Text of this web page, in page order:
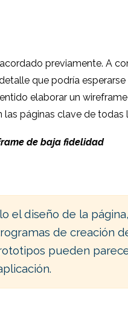
previamente. A
que podría
elaborar un
páginas clave de todas
de baja fidelidad
el diseño de la
de creación
pueden